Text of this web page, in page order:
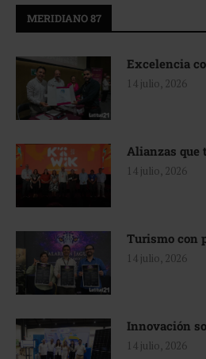
MERIDIANO 87
Excelencia
14 julio, 2026
Alianzas que
14 julio, 2026
Turismo con
14 julio, 2026
Innovación
14 julio, 2026